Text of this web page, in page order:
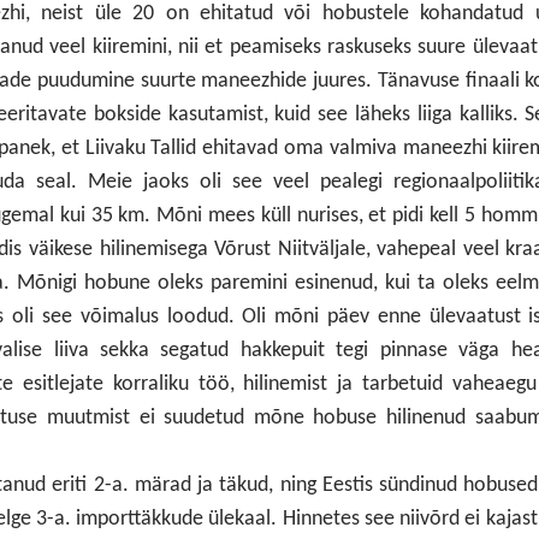
neist üle 20 on ehitatud või hobustele kohandatud
veel kiiremini, nii et peamiseks raskuseks suure
puudumine suurte maneezhide juures. Tänavuse finaali
bokside kasutamist, kuid see läheks liiga kalliks.
et Liivaku Tallid ehitavad oma valmiva maneezhi
seal. Meie jaoks oli see veel pealegi
kui 35 km. Mõni mees küll nurises, et pidi kell 5
väikese hilinemisega Võrust Niitväljale, vahepeal veel
Mõnigi hobune oleks paremini esinenud, kui ta oleks
oli see võimalus loodud. Oli mõni päev enne ülevaatust
liiva sekka segatud hakkepuit tegi pinnase väga
esitlejate korraliku töö, hilinemist ja tarbetuid
muutmist ei suudetud mõne hobuse hilinenud
eriti 2-a. märad ja täkud, ning Eestis sündinud
3-a. importtäkkude ülekaal. Hinnetes see niivõrd ei